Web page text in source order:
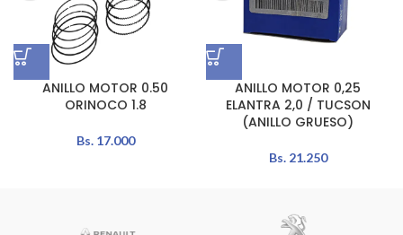
ANILLO MOTOR 0.50
ORINOCO 1.8
Bs.17.000
ANILLO MOTOR 0,25
ELANTRA 2,0 / TUCSON
(ANILLO GRUESO)
Bs.21.250